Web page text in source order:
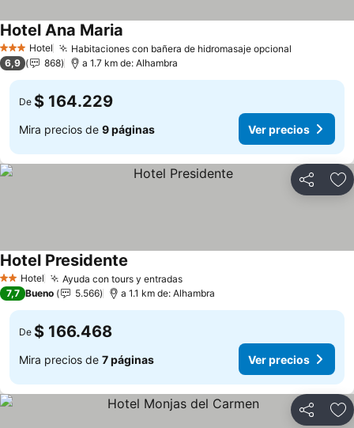
3 Estrellas
Hotel Habitaciones con bañera de hidromasaje opcional
Hotel Ana Maria
6,9 868 a 1.7 km de: Alhambra
De $ 164.229
Mira precios de 9 páginas Ver precios
Compartir
2 Estrellas
Hotel Ayuda con tours y entradas
Hotel Presidente
7,7 Bueno 5.566 a 1.1 km de: Alhambra
De $ 166.468
Mira precios de 7 páginas Ver precios
Compartir